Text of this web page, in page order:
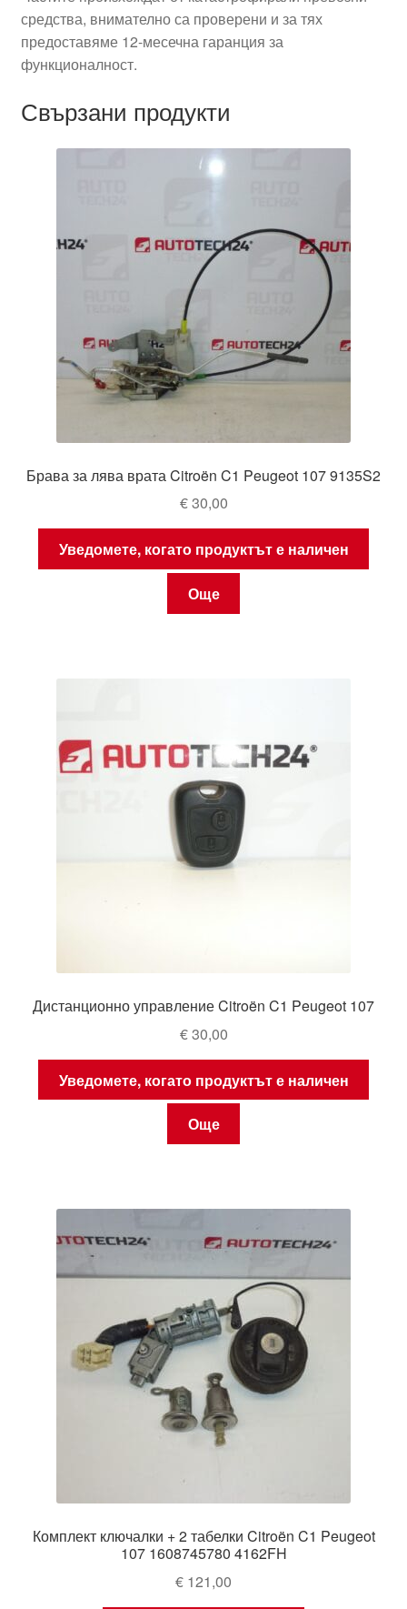
средства, внимателно са проверени и за тях
предоставяме 12-месечна гаранция за
функционалност.
Свързани продукти
Брава за лява врата Citroën C1 Peugeot 107 9135S2
€30,00
Уведомете, когато продуктът е наличен
Още
Дистанционно управление Citroën C1 Peugeot 107
€30,00
Уведомете, когато продуктът е наличен
Още
Комплект ключалки + 2 табелки Citroën C1 Peugeot
107 1608745780 4162FH
€ 121,00